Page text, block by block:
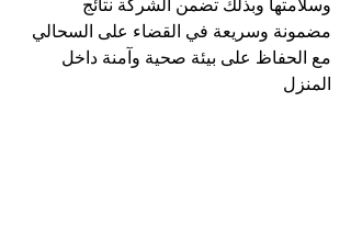
وسلامتها وبذلك تضمن الشركة نتائج
مضمونة وسريعة في القضاء على السحالي
مع الحفاظ على بيئة صحية وآمنة داخل
المنزل